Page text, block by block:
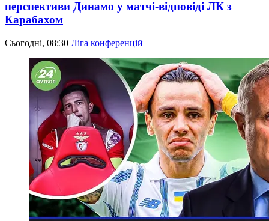
перспективи Динамо у матчі-відповіді ЛК з
Карабахом
Сьогодні, 08:30 Ліга конференцій